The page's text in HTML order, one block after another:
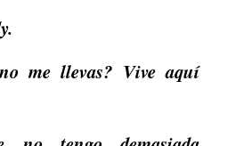
me llevas? Vive aquí